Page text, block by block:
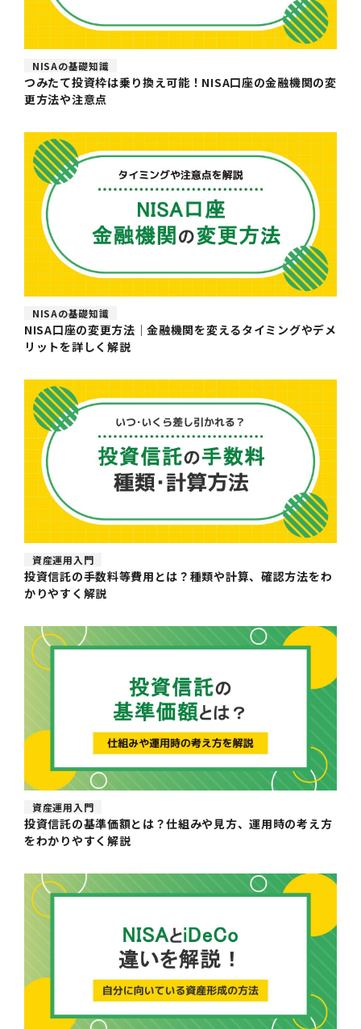
NISAの基礎知識
つみたて投資枠は乗り換え可能！NISA口座の金融機関の変
更方法や注意点
NISAの基礎知識
NISA口座の変更方法｜金融機関を変えるタイミングやデメ
リットを詳しく解説
資産運用入門
投資信託の手数料等費用とは？種類や計算、確認方法をわ
かりやすく解説
資産運用入門
投資信託の基準価額とは？仕組みや見方、運用時の考え方
をわかりやすく解説